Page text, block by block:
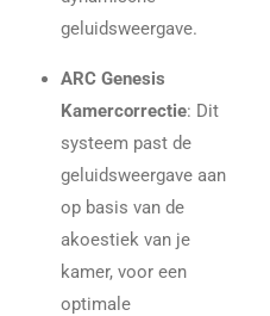
geluidsweergave.
ARC Genesis
Kamercorrectie: Dit
systeem past de
geluidsweergave aan
op basis van de
akoestiek van je
kamer, voor een
optimale